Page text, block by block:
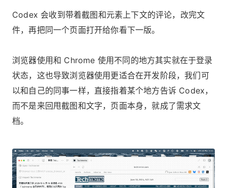
Codex 会收到带着截图和元素上下文的评论，改完文
件，再把同一个页面打开给你看下一版。
浏览器使用和 Chrome 使用不同的地方其实就在于登录
状态，这也导致浏览器使用更适合在开发阶段，我们可
以和自己的同事一样，直接指着某个地方告诉 Codex，
而不是来回甩截图和文字，页面本身，就成了需求文
档。